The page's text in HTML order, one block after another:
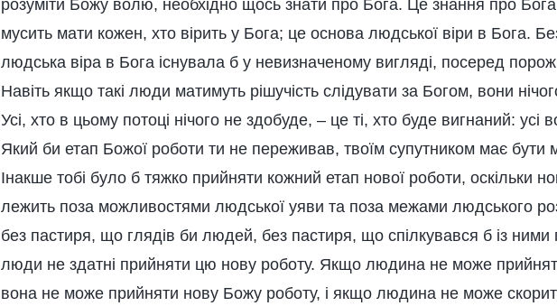
розуміти Божу волю, необхідно щось знати про Бога. Це знання про
мусить мати кожен, хто вірить у Бога; це основа людської віри в Бога.
людська віра в Бога існувала б у невизначеному вигляді, посеред
Навіть якщо такі люди матимуть рішучість слідувати за Богом, вони
Усі, хто в цьому потоці нічого не здобуде, – це ті, хто буде вигнаний: усі
Який би етап Божої роботи ти не переживав, твоїм супутником має бути
Інакше тобі було б тяжко прийняти кожний етап нової роботи, оскільки
лежить поза можливостями людської уяви та поза межами людського
без пастиря, що глядів би людей, без пастиря, що спілкувався б із ними
люди не здатні прийняти цю нову роботу. Якщо людина не може
вона не може прийняти нову Божу роботу, і якщо людина не може